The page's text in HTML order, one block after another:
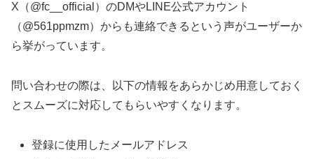
X（@fc__official）のDMやLINE公式アカウント
（@561ppmzm）からも連絡できるという声がユーザーか
ら挙がっています。
問い合わせの際は、以下の情報をあらかじめ用意しておく
とスムーズに対応してもらいやすくなります。
登録に使用したメールアドレス